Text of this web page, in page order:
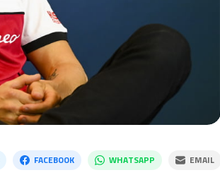
FACEBOOK WHATSAPP EMAIL